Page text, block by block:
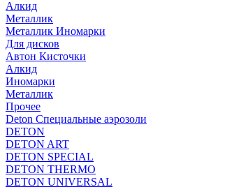
Алкид
Металлик
Металлик Иномарки
Для дисков
Автон Кисточки
Алкид
Иномарки
Металлик
Прочее
Deton Специальные аэрозоли
DETON
DETON ART
DETON SPECIAL
DETON THERMO
DETON UNIVERSAL